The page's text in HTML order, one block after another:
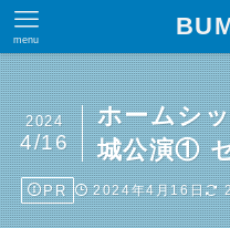
menu
ホームシ
城公演①
2024
4/16
PR 2024年4月16日